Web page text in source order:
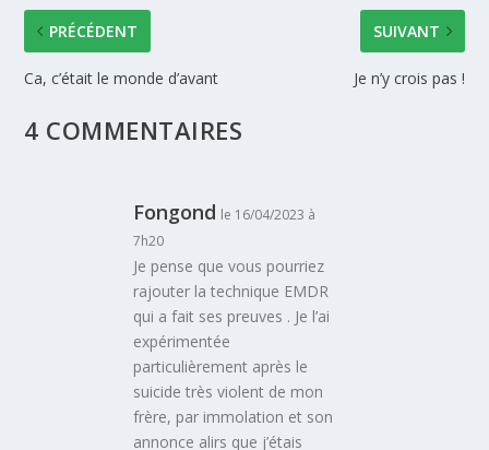
PRÉCÉDENT
Ca, c’était le monde d’avant
SUIVANT
Je n’y crois pas !
4 COMMENTAIRES
Fongond le 16/04/2023 à
7h20
Je pense que vous pourriez
rajouter la technique EMDR
qui a fait ses preuves . Je l’ai
expérimentée
particulièrement après le
suicide très violent de mon
frère, par immolation et son
annonce alirs que j’étais